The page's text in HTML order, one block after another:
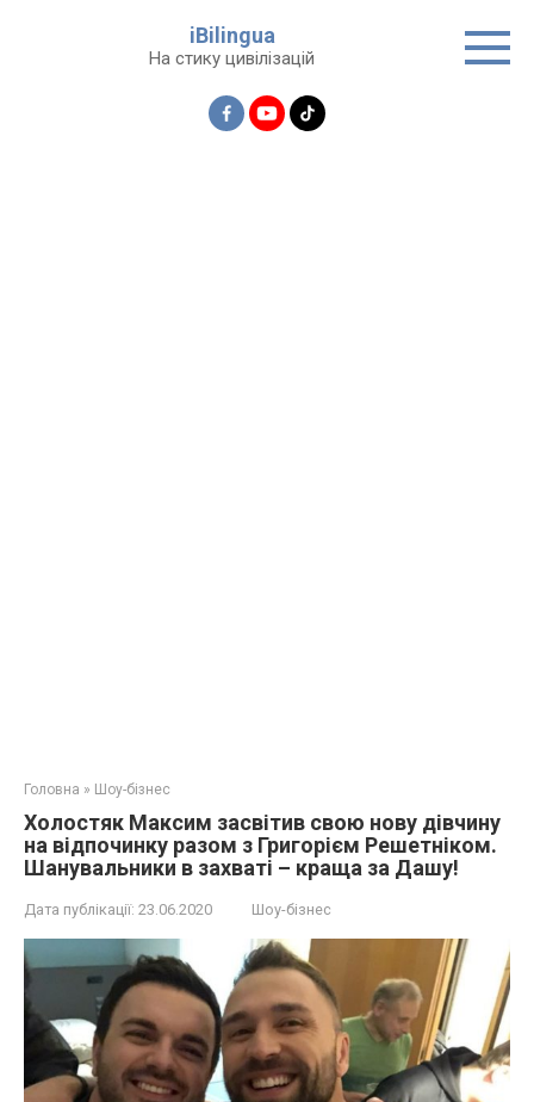
iBilingua
На стику цивілізацій
Головна » Шоу-бізнес
Холостяк Максим засвітив свою нову дівчину
на відпочинку разом з Григорієм Решетніком.
Шанувальники в захваті – краща за Дашу!
Дата публікації: 23.06.2020 Шоу-бізнес